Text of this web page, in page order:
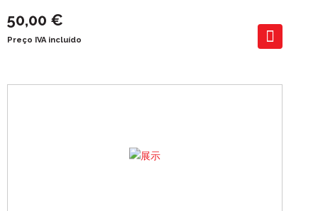
50,00 €
Preço IVA incluído